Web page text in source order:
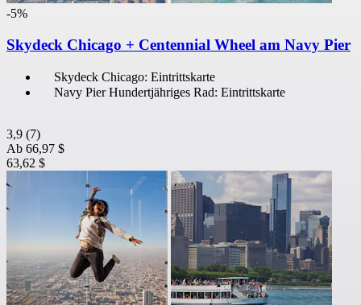
-5%
Skydeck Chicago + Centennial Wheel am Navy Pier
Skydeck Chicago: Eintrittskarte
Navy Pier Hundertjähriges Rad: Eintrittskarte
3,9 (7)
Ab 66,97 $
63,62 $